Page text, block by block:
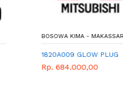
BOSOWA KIMA - MAKASSAR
1820A009 GLOW PLUG
Rp. 684.000,00